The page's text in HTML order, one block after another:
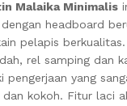
Malaika Minimalis
headboard
pelapis
rel samping dan
pengerjaan yang
kokoh. Fitur laci